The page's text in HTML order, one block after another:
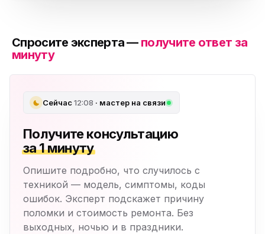
Спросите эксперта — получите ответ за
минуту
Сейчас12:08 · мастер на связи
Получите консультацию
за 1 минуту
Опишите подробно, что случилось с
техникой — модель, симптомы, коды
ошибок. Эксперт подскажет причину
поломки и стоимость ремонта. Без
выходных, ночью и в праздники.